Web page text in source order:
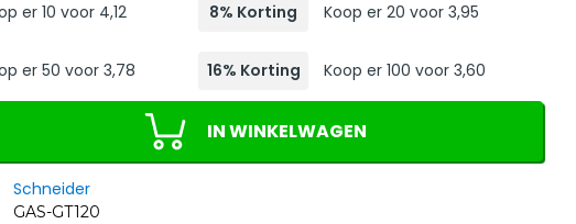
er 10 voor 4,12 8% Korting Koop er 20 voor 3,95
er 50 voor 3,78 16% Korting Koop er 100 voor 3,60
IN WINKELWAGEN
Schneider
GAS-GT120